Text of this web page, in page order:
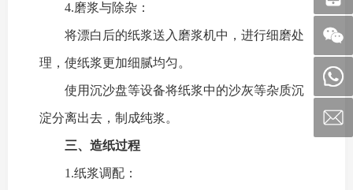
4.磨浆与除杂：
将漂白后的纸浆送入磨浆机中，进行细磨处
理，使纸浆更加细腻均匀。
使用沉沙盘等设备将纸浆中的沙灰等杂质沉
淀分离出去，制成纯浆。
三、 造纸过程
1.纸浆调配：